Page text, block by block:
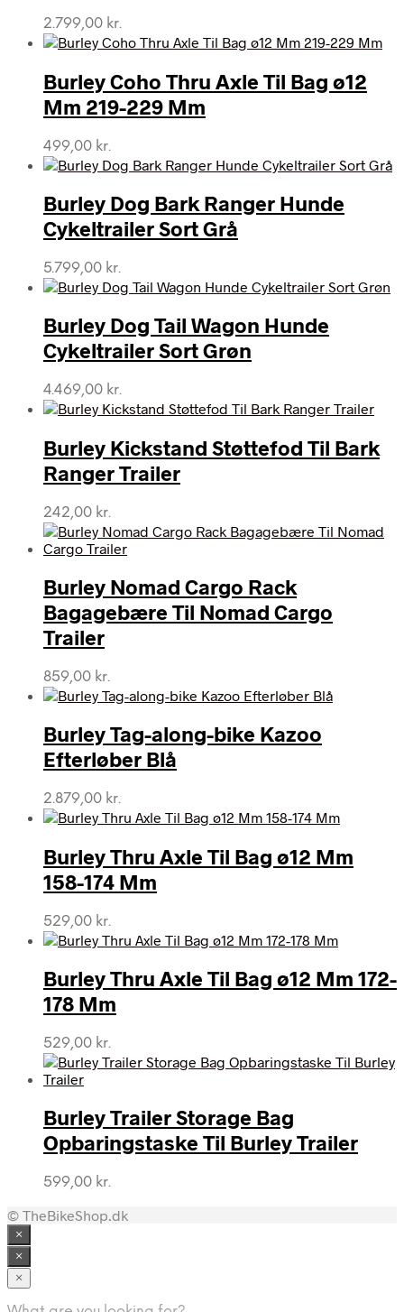
2.799,00 kr.
Burley Coho Thru Axle Til Bag ø12
Mm 219-229 Mm
499,00 kr.
Burley Dog Bark Ranger Hunde
Cykeltrailer Sort Grå
5.799,00 kr.
Burley Dog Tail Wagon Hunde
Cykeltrailer Sort Grøn
4.469,00 kr.
Burley Kickstand Støttefod Til Bark
Ranger Trailer
242,00 kr.
Burley Nomad Cargo Rack
Bagagebære Til Nomad Cargo
Trailer
859,00 kr.
Burley Tag-along-bike Kazoo
Efterløber Blå
2.879,00 kr.
Burley Thru Axle Til Bag ø12 Mm
158-174 Mm
529,00 kr.
Burley Thru Axle Til Bag ø12 Mm 172-
178 Mm
529,00 kr.
Burley Trailer Storage Bag
Opbaringstaske Til Burley Trailer
599,00 kr.
© TheBikeShop.dk
×
×
×